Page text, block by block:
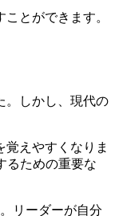
とができます。
。しかし、現代の
えやすくなりま
るための重要な
リーダーが自分